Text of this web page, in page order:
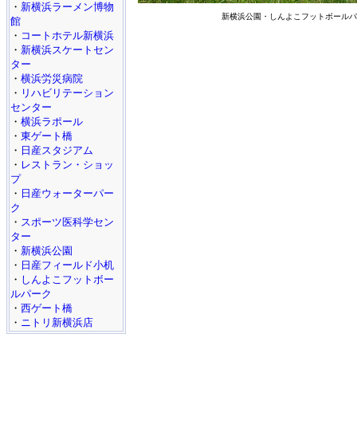
・ 新横浜ラーメン博物
館
・ コートホテル新横浜
・ 新横浜スケートセン
ター
・ 横浜労災病院
・ リハビリテーション
センター
・ 横浜ラポール
・ 東ゲート橋
・ 日産スタジアム
・ レストラン・ショッ
プ
・ 日産ウォーターパー
ク
・ スポーツ医科学セン
ター
・ 新横浜公園
・ 日産フィールド小机
・ しんよこフットボー
ルパーク
・ 西ゲート橋
・ ニトリ新横浜店
新横浜公園・しんよこフットボール